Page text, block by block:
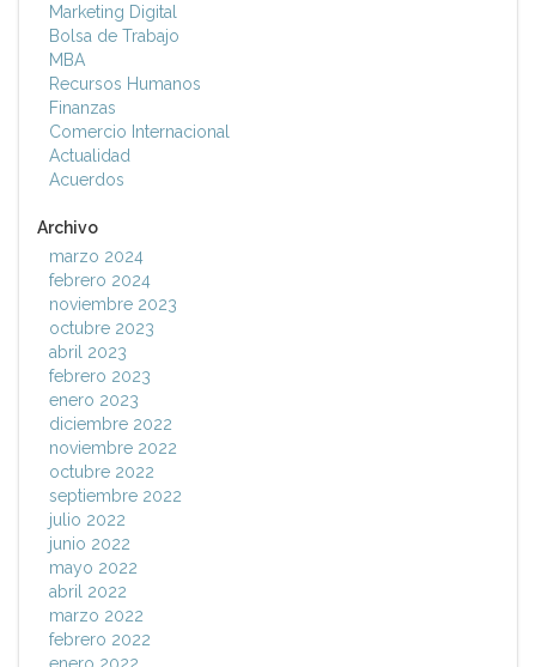
Marketing Digital
Bolsa de Trabajo
MBA
Recursos Humanos
Finanzas
Comercio Internacional
Actualidad
Acuerdos
Archivo
marzo 2024
febrero 2024
noviembre 2023
octubre 2023
abril 2023
febrero 2023
enero 2023
diciembre 2022
noviembre 2022
octubre 2022
septiembre 2022
julio 2022
junio 2022
mayo 2022
abril 2022
marzo 2022
febrero 2022